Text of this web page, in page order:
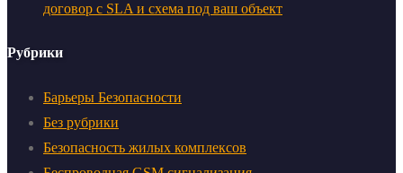
договор с SLA и схема под ваш объект
Рубрики
Барьеры Безопасности
Без рубрики
Безопасность жилых комплексов